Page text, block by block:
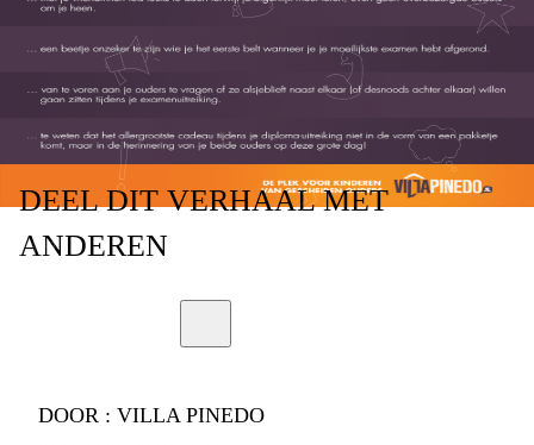
EXAMENS)
DEELDIT VERHAALMET
ANDEREN
DOOR : VILLA PINEDO